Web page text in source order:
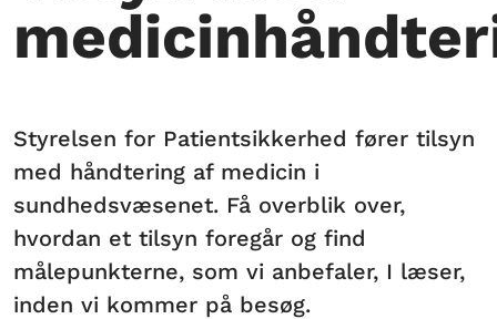
Styrelsen for Patientsikkerhed fører tilsyn
med håndtering af medicin i
sundhedsvæsenet. Få overblik over,
hvordan et tilsyn foregår og find
målepunkterne, som vi anbefaler, I læser,
inden vi kommer på besøg.